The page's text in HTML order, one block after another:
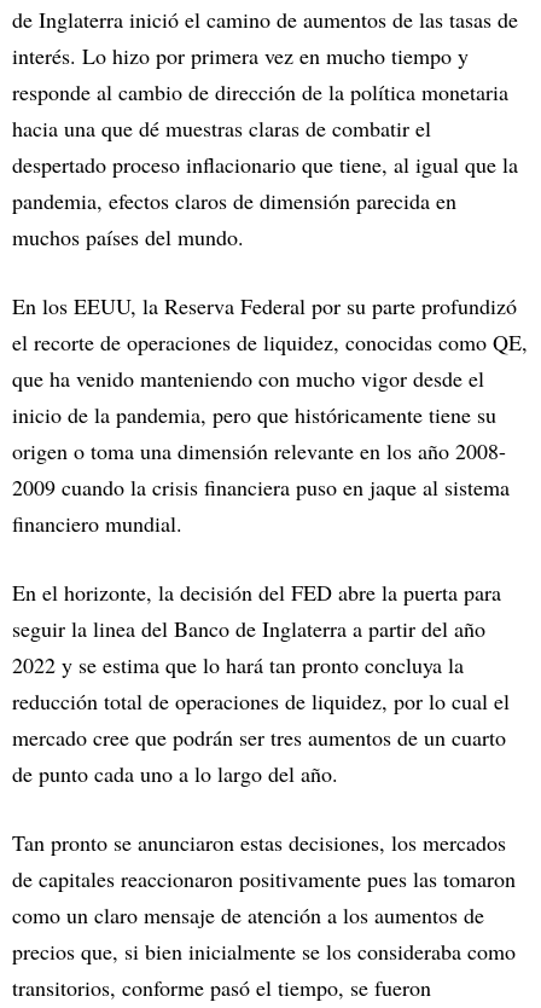
de Inglaterra inició el camino de aumentos de las tasas de
interés. Lo hizo por primera vez en mucho tiempo y
responde al cambio de dirección de la política monetaria
hacia una que dé muestras claras de combatir el
despertado proceso inflacionario que tiene, al igual que la
pandemia, efectos claros de dimensión parecida en
muchos países del mundo.
En los EEUU, la Reserva Federal por su parte profundizó
el recorte de operaciones de liquidez, conocidas como QE,
que ha venido manteniendo con mucho vigor desde el
inicio de la pandemia, pero que históricamente tiene su
origen o toma una dimensión relevante en los año 2008-
2009 cuando la crisis financiera puso en jaque al sistema
financiero mundial.
En el horizonte, la decisión del FED abre la puerta para
seguir la linea del Banco de Inglaterra a partir del año
2022 y se estima que lo hará tan pronto concluya la
reducción total de operaciones de liquidez, por lo cual el
mercado cree que podrán ser tres aumentos de un cuarto
de punto cada uno a lo largo del año.
Tan pronto se anunciaron estas decisiones, los mercados
de capitales reaccionaron positivamente pues las tomaron
como un claro mensaje de atención a los aumentos de
precios que, si bien inicialmente se los consideraba como
transitorios, conforme pasó el tiempo, se fueron